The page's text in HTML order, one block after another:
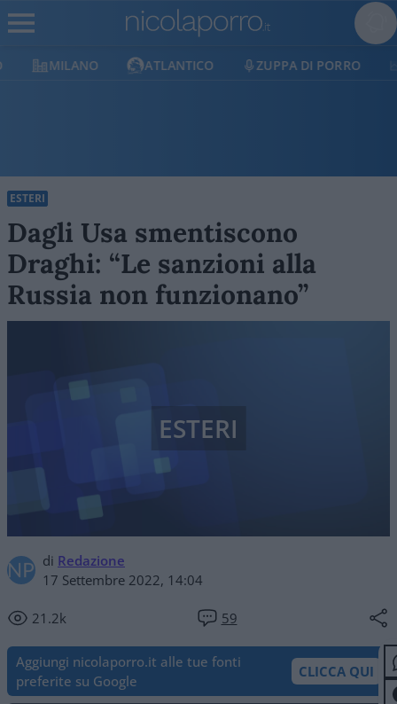
MILANO ATLANTICO ZUPPA DI PORRO
ESTERI
Dagli Usa smentiscono
Draghi: “Le sanzioni alla
Russia non funzionano”
di Redazione
17 Settembre 2022, 14:04
21.2k 59
ESTERI
Aggiungi nicolaporro.it alle tue fonti
preferite su Google
CLICCA QUI